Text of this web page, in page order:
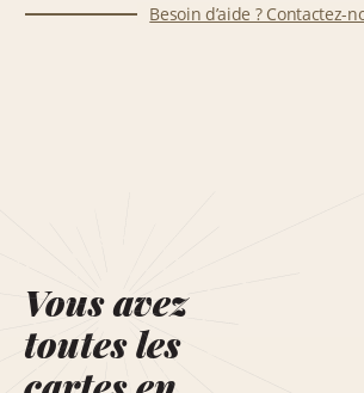
Besoin d’aide ? Contactez-
Vous avez
toutes les